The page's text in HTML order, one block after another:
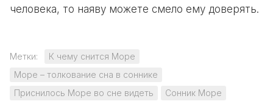
человека, то наяву можете смело ему доверять.
Метки:
К чему снится Море
Море – толкование сна в соннике
Приснилось Море во сне видеть
Сонник Море